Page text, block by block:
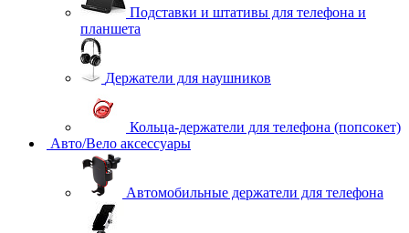
Подставки и штативы для телефона и
планшета
Держатели для наушников
Кольца-держатели для телефона (попсокет)
Авто/Вело аксессуары
Автомобильные держатели для телефона